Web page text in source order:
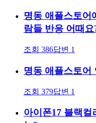
명동 애플스토어
람들 반응 어때요
조회 386답변 1
명동 애플스토어
조회 379답변 1
아이폰17 블랙컬